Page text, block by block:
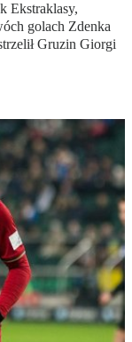
Ekstraklasy,
golach Zdenka
Gruzin Giorgi